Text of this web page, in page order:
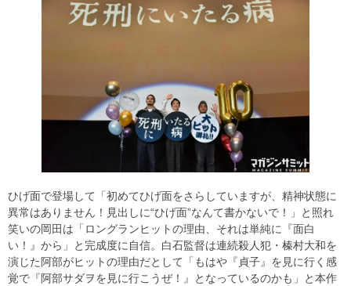
ひげ面で登場して「初めてひげ面をさらしていますが、精神状態に
異常はありません！見出しに“ひげ面”なんて書かないで！」と照れ
笑いの岡田は「ロングランヒットの理由、それは単純に『面白
い！』から」と完成度に自信。白石監督は連続殺人犯・榛村大和を
演じた阿部がヒットの理由だとして「もはや『貞子』を見に行く感
覚で『阿部サダヲを見に行こうぜ！』となっているのかも」と本作